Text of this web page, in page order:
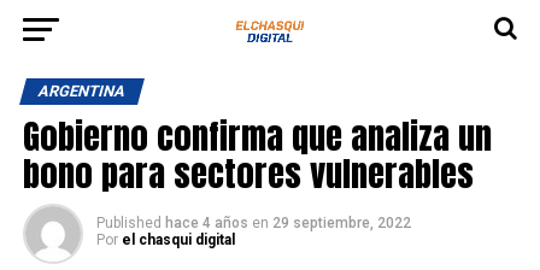
ARGENTINA
Gobierno confirma que analiza un
bono para sectores vulnerables
Published hace 4 años en 29 septiembre, 2022
Por el chasqui digital